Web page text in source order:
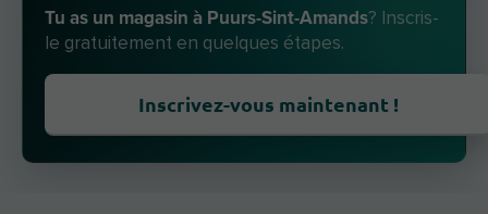
Tu as un magasin à Puurs-Sint-Amands? Inscris-
le gratuitement en quelques étapes.
Inscrivez-vous maintenant !